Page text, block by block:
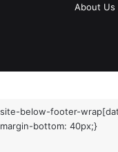
About Us
site-below-footer-
margin-bottom: 40px;}